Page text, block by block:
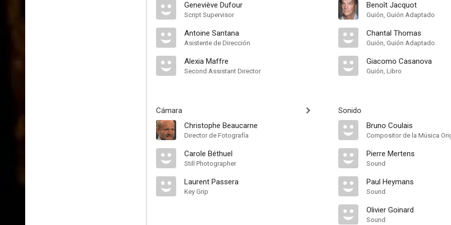
Geneviève Dufour
Script Supervisor
Antoine Santana
Asistente de Dirección
Alexia Maffre
Second Assistant Director
Cámara
Christophe Beaucarne
Director de Fotografía
Carole Béthuel
Still Photographer
Laurent Passera
Key Grip
Benoît Jacquot
Guión, Guión Adaptado
Chantal Thomas
Guión, Guión Adaptado
Giacomo Casanova
Guión, Libro
Sonido
Bruno Coulais
Compositor de la Música
Pierre Mertens
Sound
Paul Heymans
Sound
Olivier Goinard
Sound